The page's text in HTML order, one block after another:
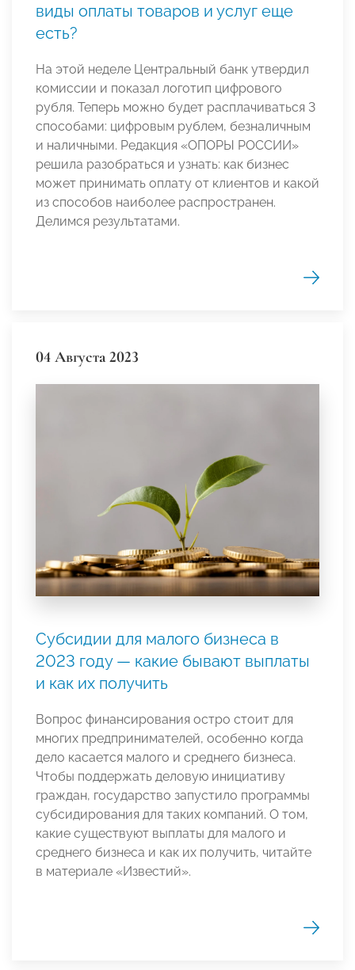
виды оплаты товаров и услуг еще
есть?
На этой неделе Центральный банк утвердил
комиссии и показал логотип цифрового
рубля. Теперь можно будет расплачиваться 3
способами: цифровым рублем, безналичным
и наличными. Редакция «ОПОРЫ РОССИИ»
решила разобраться и узнать: как бизнес
может принимать оплату от клиентов и какой
из способов наиболее распространен.
Делимся результатами.
04 Августа 2023
Субсидии для малого бизнеса в
2023 году — какие бывают выплаты
и как их получить
Вопрос финансирования остро стоит для
многих предпринимателей, особенно когда
дело касается малого и среднего бизнеса.
Чтобы поддержать деловую инициативу
граждан, государство запустило программы
субсидирования для таких компаний. О том,
какие существуют выплаты для малого и
среднего бизнеса и как их получить, читайте
в материале «Известий».